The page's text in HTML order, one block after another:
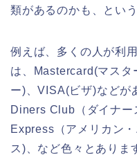
類があるのかも、とい
例えば、多くの人が利
は、Mastercard(マスタ
ー)、VISA(ビザ)などが
Diners Club（ダイナ
Express（アメリカン
ス)、など色々とありま